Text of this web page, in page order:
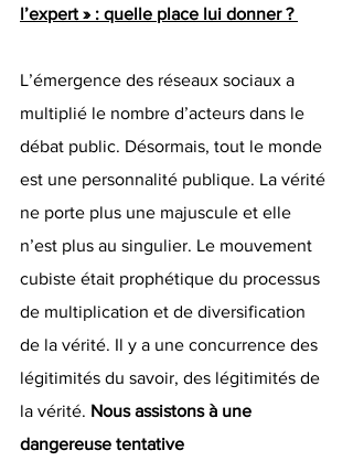
l’expert » : quelle place lui donner ?
L’émergence des réseaux sociaux a
multiplié le nombre d’acteurs dans le
débat public. Désormais, tout le monde
est une personnalité publique. La vérité
ne porte plus une majuscule et elle
n’est plus au singulier. Le mouvement
cubiste était prophétique du processus
de multiplication et de diversification
de la vérité. Il y a une concurrence des
légitimités du savoir, des légitimités de
la vérité. Nous assistons à une
dangereuse tentative